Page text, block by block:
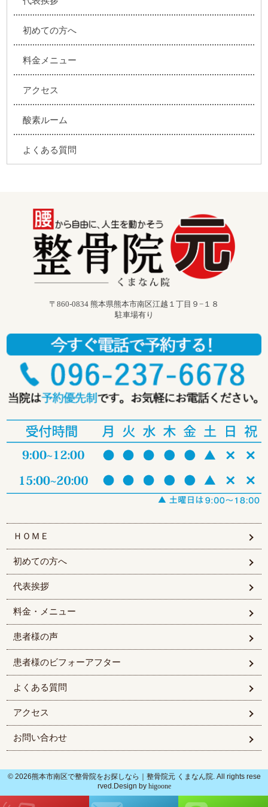
初めての方へ
料金メニュー
アクセス
酸素ルーム
よくある質問
〒860-0834 熊本県熊本市南区江越１丁目９−１８
駐車場有り
ＨＯＭＥ
初めての方へ
代表挨拶
料金・メニュー
患者様の声
患者様のビフォーアフター
よくある質問
アクセス
お問い合わせ
© 2026熊本市南区で整骨院をお探しなら｜整骨院元 くまなん院. All rights rese
rved.Design by higoone